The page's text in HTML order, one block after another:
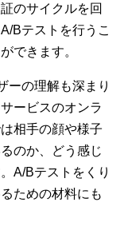
のサイクルを回
Bテストを行うこ
できます。
ーの理解も深まり
ービスのオンラ
相手の顔や様子
のか、どう感じ
A/Bテストをくり
ための材料にも